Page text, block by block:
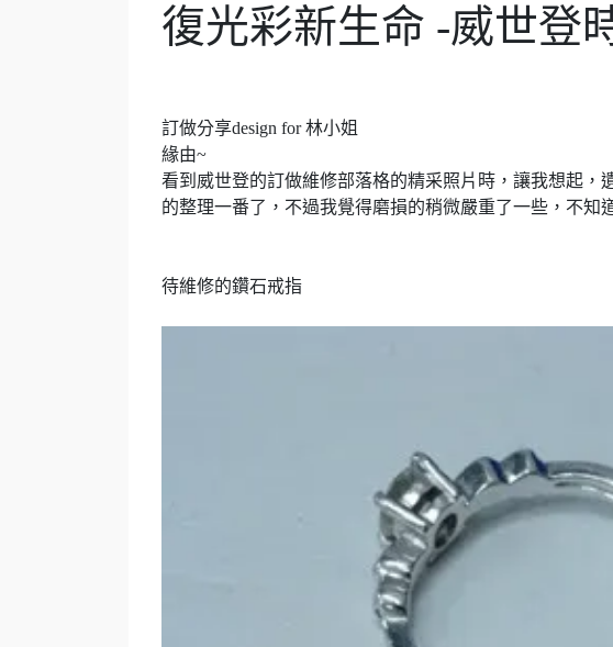
復光彩新生命 -威世登
訂做分享design for林小姐
緣由~
看到威世登的訂做維修部落格的精采照片時，讓我想起，
的整理一番了，不過我覺得磨損的稍微嚴重了一些，不知
待維修的鑽石戒指